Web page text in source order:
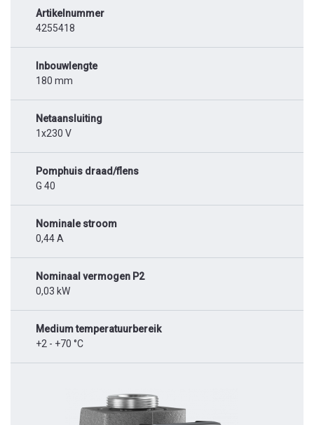
Artikelnummer
4255418
Inbouwlengte
180 mm
Netaansluiting
1x230 V
Pomphuis draad/flens
G 40
Nominale stroom
0,44 A
Nominaal vermogen P2
0,03 kW
Medium temperatuurbereik
+2 - +70 °C